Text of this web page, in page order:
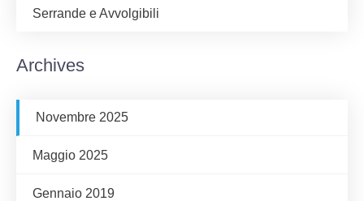
Serrande e Avvolgibili
Archives
Novembre 2025
Maggio 2025
Gennaio 2019